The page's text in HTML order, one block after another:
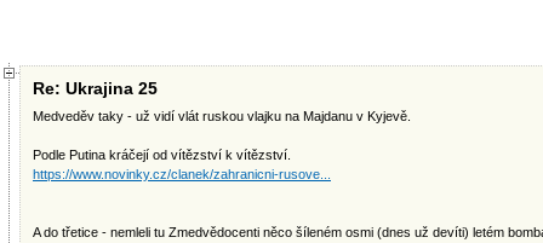
Re: Ukrajina 25
Medveděv taky - už vidí vlát ruskou vlajku na Majdanu v Kyjevě.
Podle Putina kráčejí od vítězství k vítězství.
https://www.novinky.cz/clanek/zahranicni-rusove...
A do třetice - nemleli tu Zmedvědocenti něco šíleném osmi (dnes už devíti) letém